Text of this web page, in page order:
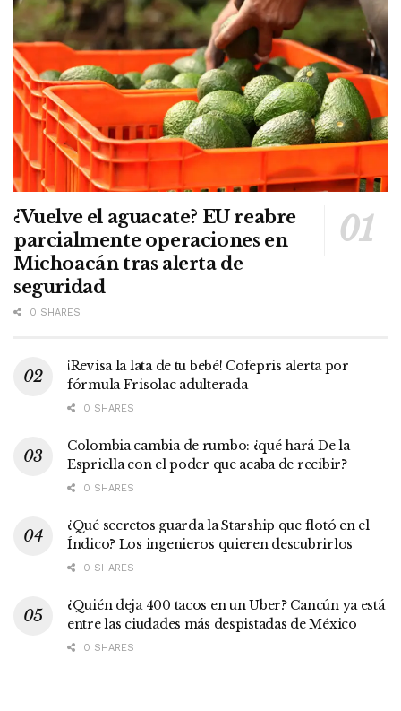
¿Vuelve el aguacate? EU reabre
parcialmente operaciones en
Michoacán tras alerta de
seguridad
0 SHARES
¡Revisa la lata de tu bebé! Cofepris alerta por
fórmula Frisolac adulterada
0 SHARES
Colombia cambia de rumbo: ¿qué hará De la
Espriella con el poder que acaba de recibir?
0 SHARES
¿Qué secretos guarda la Starship que flotó en el
Índico? Los ingenieros quieren descubrirlos
0 SHARES
¿Quién deja 400 tacos en un Uber? Cancún ya está
entre las ciudades más despistadas de México
0 SHARES